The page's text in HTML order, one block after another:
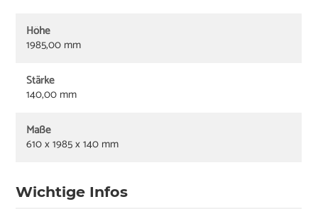
Höhe
1985,00 mm
Stärke
140,00 mm
Maße
610 x 1985 x 140 mm
Wichtige Infos